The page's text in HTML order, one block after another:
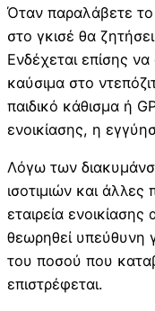
Όταν παραλάβετε
στο γκισέ θα
Ενδέχεται επίσης
καύσιμα στο
παιδικό κάθισμα ή
ενοικίασης, η
Λόγω των
ισοτιμιών και άλλες
εταιρεία
θεωρηθεί υπεύθυνη
του ποσού που
επιστρέφεται.